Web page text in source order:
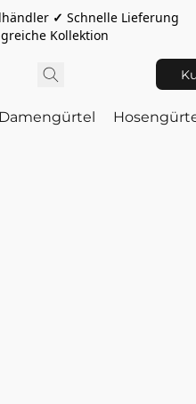
✓ Schnelle Lieferung
Kollektion
Damengürtel